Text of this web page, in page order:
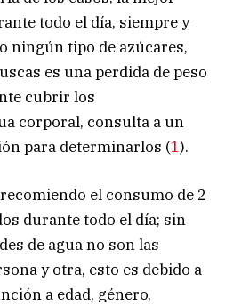
todo el día, siempre y
ningún tipo de azúcares,
es una perdida de peso
cubrir los
corporal, consulta a un
para determinarlos (1).
el consumo de 2
durante todo el día; sin
de agua no son las
y otra, esto es debido a
a edad, género,